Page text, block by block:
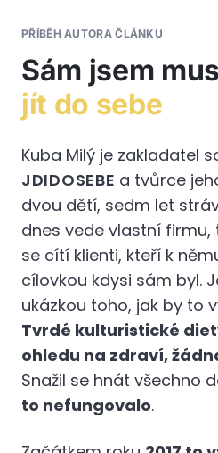
PŘÍBĚH AUTORA ČLÁNKU
Sám jsem
jít do sebe
Kuba Milý je zakladatel
JDIDOSEBE a tvůrce
dvou dětí, sedm let
dnes vede vlastní firmu,
se cítí klienti, kteří k
cílovkou kdysi sám byl.
ukázkou toho, jak by to
Tvrdé kulturistické
ohledu na zdraví,
Snažil se hnát všechno
to nefungovalo.